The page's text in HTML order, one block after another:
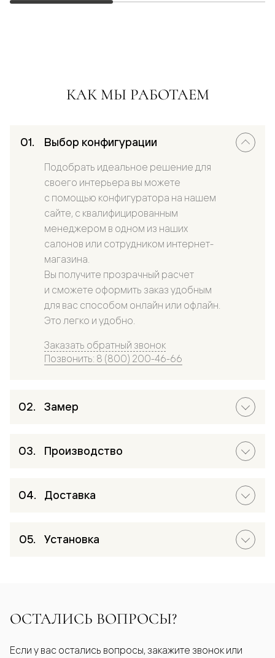
КАК МЫ РАБОТАЕМ
Выбор конфигурации
Подобрать идеальное решение для
своего интерьера вы можете
с помощью конфигуратора на нашем
сайте, с квалифицированным
менеджером в одном из наших
салонов или сотрудником интернет-
магазина.
Вы получите прозрачный расчет
и сможете оформить заказ удобным
для вас способом онлайн или офлайн.
Это легко и удобно.
Заказать обратный звонок
Позвонить: 8 (800) 200-46-66
Замер
Производство
Доставка
Установка
ОСТАЛИСЬ ВОПРОСЫ?
Если у вас остались вопросы, закажите звонок или